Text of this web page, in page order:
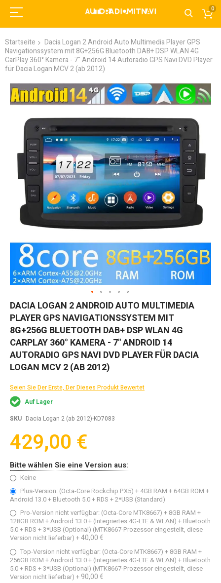
0
Startseite
Dacia Logan 2 Android Auto Multimedia Player GPS
Navigationssystem mit 8G+256G Bluetooth DAB+ DSP WLAN 4G
CarPlay 360° Kamera - 7" Android 14 Autoradio GPS Navi DVD Player
für Dacia Logan MCV 2 (ab 2012)
Zum
Ende
der
springen
Zum
der
Bildgalerie
springen
DACIA LOGAN 2 ANDROID AUTO MULTIMEDIA
PLAYER GPS NAVIGATIONSSYSTEM MIT
8G+256G BLUETOOTH DAB+ DSP WLAN 4G
CARPLAY 360° KAMERA - 7" ANDROID 14
AUTORADIO GPS NAVI DVD PLAYER FÜR DACIA
LOGAN MCV 2 (AB 2012)
Seien Sie Der Erste, Der Dieses Produkt Bewertet
Auf Lager
SKU Dacia Logan 2 (ab 2012)-KD7083
429,00 €
Bitte wählen Sie eine Version aus:
Keine
Plus-Version: (Octa-Core Rockchip PX5) + 4GB RAM + 64GB ROM +
Android 13.0 + Bluetooth 5.0 + RDS + 2*USB (Standard)
Pro‑Version nicht verfügbar: (Octa-Core MTK8667) + 8GB RAM +
128GB ROM + Android 13.0 + (Integriertes 4G-LTE & WLAN) + Bluetooth
5.0 + RDS + 3*USB (Optional) (MTK8667-Prozessor eingestellt, diese
Version nicht lieferbar) +40,00 €
Top‑Version nicht verfügbar: (Octa-Core MTK8667) + 8GB RAM +
256GB ROM + Android 13.0 + (Integriertes 4G-LTE & WLAN) + Bluetooth
5.0 + RDS + 3*USB (Optional) (MTK8667-Prozessor eingestellt, diese
Version nicht lieferbar) + 90,00 €